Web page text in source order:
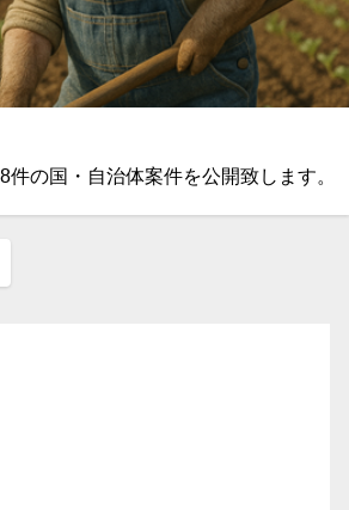
の国・自治体案件を公開致します。